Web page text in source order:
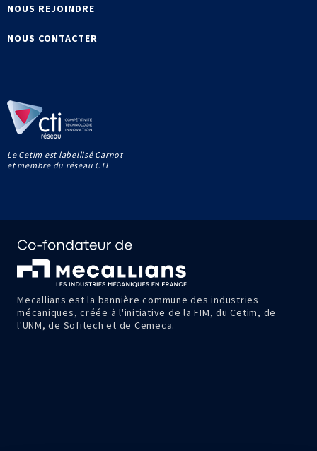
Le Cetim est labellisé Carnot
et membre du réseau CTI
NOUS REJOINDRE
NOUS CONTACTER
Mecallians est la bannière commune des industries
mécaniques, créée à l'initiative de la FIM, du Cetim, de
l'UNM, de Sofitech et de Cemeca.